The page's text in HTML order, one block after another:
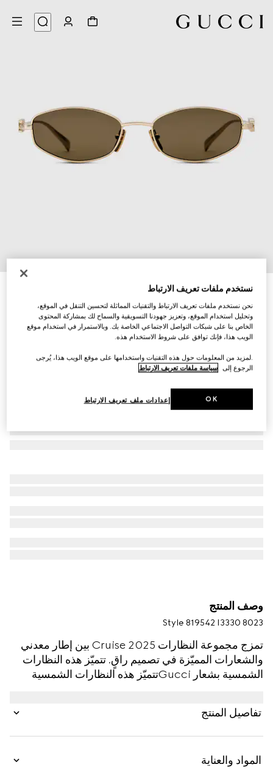
نظارات شمسية بإطار بيضوي
تنويعاتباللون الذهبي
وصف المنتج
Style ‎819542 I3330 8023
تمزج مجموعة النظارات Cruise 2025 بين إطار معدني
والشعارات المميّزة في تصميم راقٍ. تتميّز هذه النظارات
الشمسية بشعار Gucciتتميّز هذه النظارات الشمسية
تفاصيل المنتج
المواد والعناية
نستخدم ملفات تعريف الارتباط
نحن نستخدم ملفات تعريف الارتباط والتقنيات المماثلة لتحسين التنقل في الموقع،
وتحليل استخدام الموقع، وتعزيز جهودنا التسويقية والسماح لك بمشاركة المحتوى
الخاص بنا على شبكات التواصل الاجتماعي الخاصة بك. وبالاستمرار في استخدام موقع
الويب هذا، فإنك توافق على شروط الاستخدام هذه.
.لمزيد من المعلومات حول هذه التقنيات واستخدامها على موقع الويب هذا، يُرجى
الرجوع إلى سياسة ملفات تعريف الارتباط
إعدادات ملف تعريف الارتباط OK